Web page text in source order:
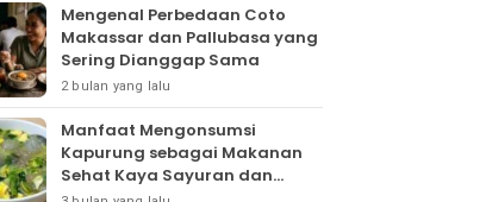
Mengenal Perbedaan Coto
Makassar dan Pallubasa yang
Sering Dianggap Sama
2 bulan yang lalu
Manfaat Mengonsumsi
Kapurung sebagai Makanan
Sehat Kaya Sayuran dan